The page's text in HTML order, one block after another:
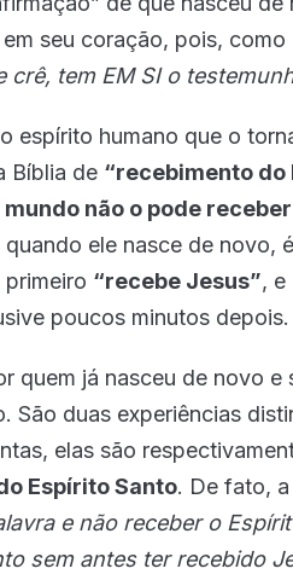
seu coração, pois,
crê, tem EM SI o
espírito humano que o
Bíblia de “recebimento do
mundo não o pode
ele nasce de novo,
primeiro “recebe Jesus”, e
poucos minutos depois.
quem já nasceu de novo e
São duas experiências
elas são
Espírito Santo. De fato,
e não receber o
sem antes ter recebido